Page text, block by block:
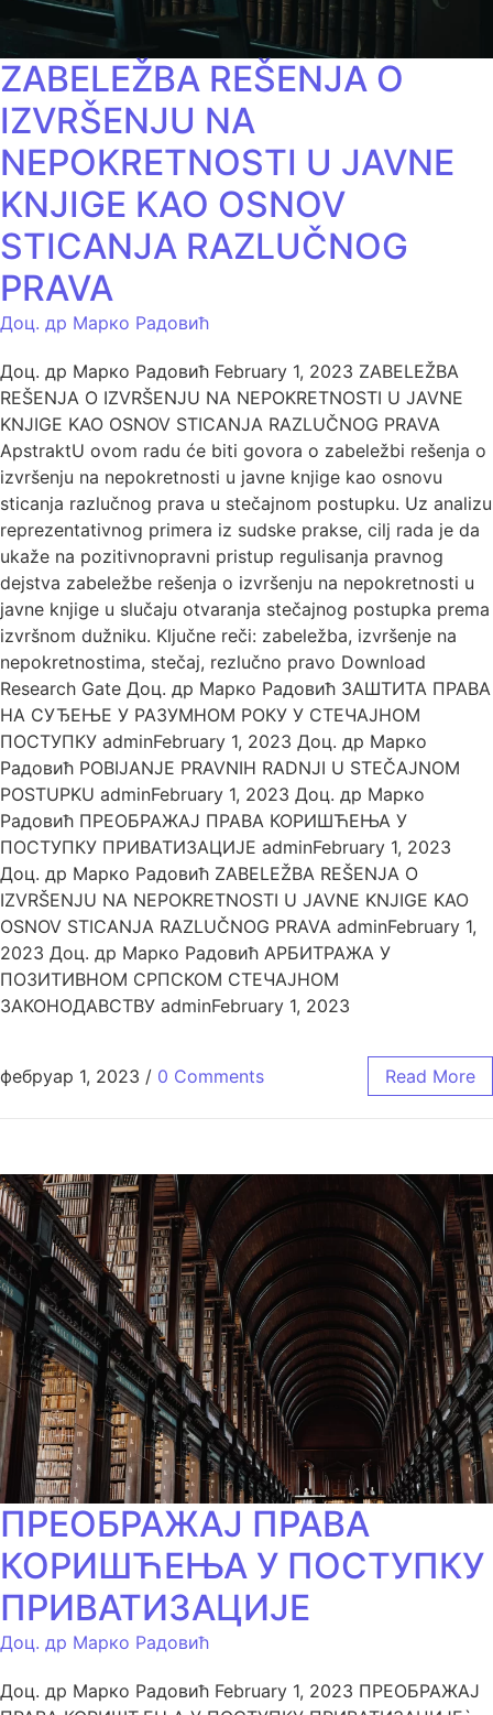
ZABELEŽBA REŠENJA O
IZVRŠENJU NA
NEPOKRETNOSTI U JAVNE
KNJIGE KAO OSNOV
STICANJA RAZLUČNOG
PRAVA
Доц. др Марко Радовић
Доц. др Марко Радовић February 1, 2023 ZABELEŽBA
REŠENJA O IZVRŠENJU NA NEPOKRETNOSTI U JAVNE
KNJIGE KAO OSNOV STICANJA RAZLUČNOG PRAVA
ApstraktU ovom radu će biti govora o zabeležbi rešenja o
izvršenju na nepokretnosti u javne knjige kao osnovu
sticanja razlučnog prava u stečajnom postupku. Uz analizu
reprezentativnog primera iz sudske prakse, cilj rada je da
ukaže na pozitivnopravni pristup regulisanja pravnog
dejstva zabeležbe rešenja o izvršenju na nepokretnosti u
javne knjige u slučaju otvaranja stečajnog postupka prema
izvršnom dužniku. Ključne reči: zabeležba, izvršenje na
nepokretnostima, stečaj, rezlučno pravo Download
Research Gate Доц. др Марко Радовић ЗАШТИТА ПРАВА
НА СУЂЕЊЕ У РАЗУМНОМ РОКУ У СТЕЧАЈНОМ
ПОСТУПКУ adminFebruary 1, 2023 Доц. др Марко
Радовић POBIJANJE PRAVNIH RADNJI U STEČAJNOM
POSTUPKU adminFebruary 1, 2023 Доц. др Марко
Радовић ПРЕОБРАЖАЈ ПРАВА КОРИШЋЕЊА У
ПОСТУПКУ ПРИВАТИЗАЦИЈЕ adminFebruary 1, 2023
Доц. др Марко Радовић ZABELEŽBA REŠENJA O
IZVRŠENJU NA NEPOKRETNOSTI U JAVNE KNJIGE KAO
OSNOV STICANJA RAZLUČNOG PRAVA adminFebruary 1,
2023 Доц. др Марко Радовић АРБИТРАЖА У
ПОЗИТИВНОМ СРПСКОМ СТЕЧАЈНОМ
ЗАКОНОДАВСТВУ adminFebruary 1, 2023
фебруар 1, 2023 / 0 Comments Read More
ПРЕОБРАЖАЈ ПРАВА
КОРИШЋЕЊА У ПОСТУПКУ
ПРИВАТИЗАЦИЈЕ
Доц. др Марко Радовић
Доц. др Марко Радовић February 1, 2023 ПРЕОБРАЖАЈ